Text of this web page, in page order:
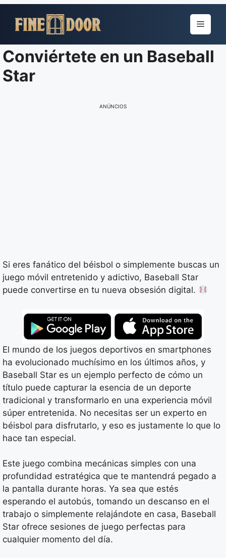
para
conteúdo
Menu
Conviértete en un Baseball
Star
ANÚNCIOS
Si eres fanático del béisbol o simplemente buscas un
juego móvil entretenido y adictivo, Baseball Star
puede convertirse en tu nueva obsesión digital.
El mundo de los juegos deportivos en smartphones
ha evolucionado muchísimo en los últimos años, y
Baseball Star es un ejemplo perfecto de cómo un
título puede capturar la esencia de un deporte
tradicional y transformarlo en una experiencia móvil
súper entretenida. No necesitas ser un experto en
béisbol para disfrutarlo, y eso es justamente lo que lo
hace tan especial.
Este juego combina mecánicas simples con una
profundidad estratégica que te mantendrá pegado a
la pantalla durante horas. Ya sea que estés
esperando el autobús, tomando un descanso en el
trabajo o simplemente relajándote en casa, Baseball
Star ofrece sesiones de juego perfectas para
cualquier momento del día.